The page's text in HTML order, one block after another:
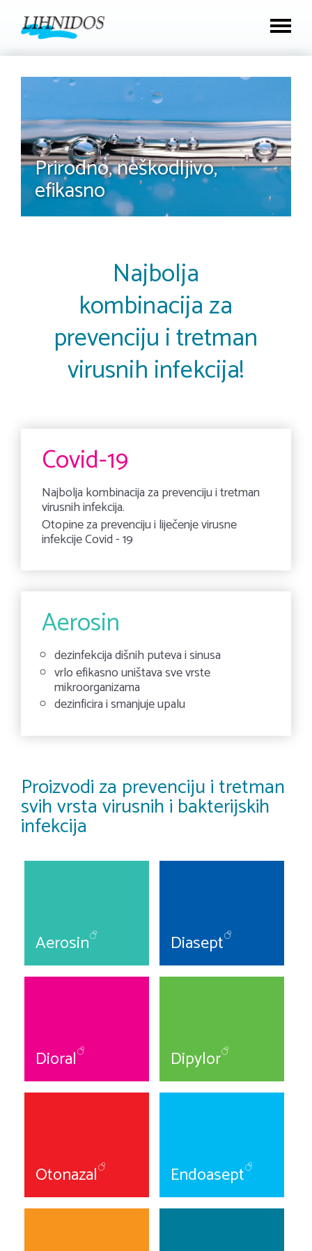
Prirodno, neškodljivo,
efikasno
Najbolja
kombinacija za
prevenciju i tretman
virusnih infekcija!
Covid-19
Najbolja kombinacija za prevenciju i tretman
virusnih infekcija.
Otopine za prevenciju i liječenje virusne
infekcije Covid - 19
Aerosin
dezinfekcija dišnih puteva i sinusa
vrlo efikasno uništava sve vrste
mikroorganizama
dezinficira i smanjuje upalu
Proizvodi za prevenciju i tretman
svih vrsta virusnih i bakterijskih
infekcija
Aerosin Diasept
Dioral Dipylor
Otonazal Endoasept